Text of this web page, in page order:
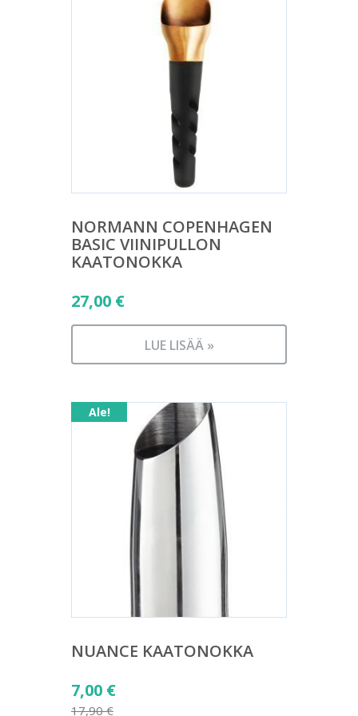
NORMANN COPENHAGEN
BASIC VIINIPULLON
KAATONOKKA
27,00 €
LUE LISÄÄ »
Ale!
NUANCE KAATONOKKA
17,90€
Alkuperäinen
hinta
7,00 €